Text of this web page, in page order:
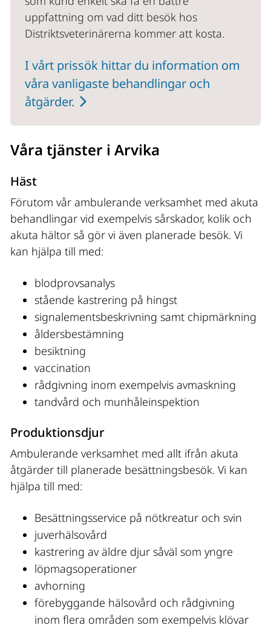
uppfattning om vad ditt besök hos
Distriktsveterinärerna kommer att kosta.
I vårt prissök hittar du information om
våra vanligaste behandlingar och
åtgärder.
Våra tjänster i Arvika
Häst
Förutom vår ambulerande verksamhet med akuta
behandlingar vid exempelvis sårskador, kolik och
akuta hältor så gör vi även planerade besök. Vi
kan hjälpa till med:
blodprovsanalys
stående kastrering på hingst
signalementsbeskrivning samt chipmärkning
åldersbestämning
besiktning
vaccination
rådgivning inom exempelvis avmaskning
tandvård och munhåleinspektion
Produktionsdjur
Ambulerande verksamhet med allt ifrån akuta
åtgärder till planerade besättningsbesök. Vi kan
hjälpa till med:
Besättningsservice på nötkreatur och svin
juverhälsovård
kastrering av äldre djur såväl som yngre
löpmagsoperationer
avhorning
förebyggande hälsovård och rådgivning
inom flera områden som exempelvis klövar